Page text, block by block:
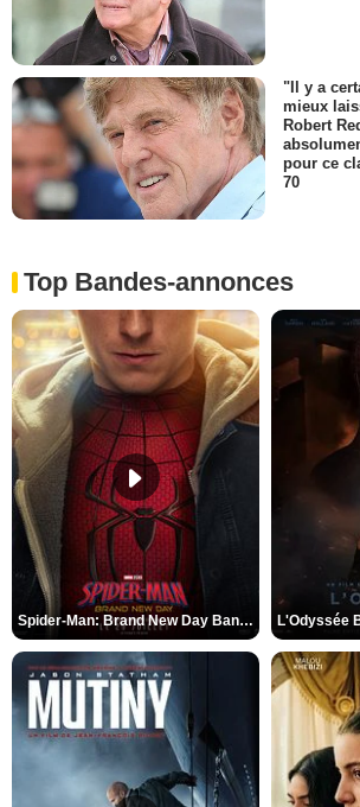
"Il y a
mieux
Robert
pour ce
70
Top Bandes-annonces
Spider-Man: Brand New Day Bande-annonce VO STFR